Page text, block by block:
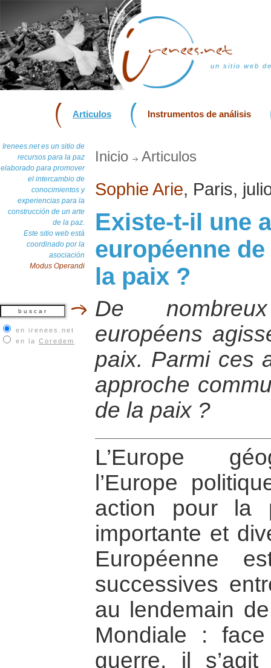
un sitio web
Articulos Instrumentos de análisis
Irenees.net es un sitio de
recursos para la paz
elaborado para promover
el intercambio de
conocimientos y
experiencias para la
construcción de un arte
de la paz.
Este sitio web está
coordinado por la
asociación
Modus Operandi
en irenees.net
en la Coredem
Inicio Articulos
Sophie Arie, Paris,
Existe-t-il une
européenne
la paix ?
De
européens
paix. Parmi ces
approche
de la paix ?
L’Europe
l’Europe
action pour la
importante et
Européenne
successives
au lendemain
Mondiale :
guerre, il s’agit